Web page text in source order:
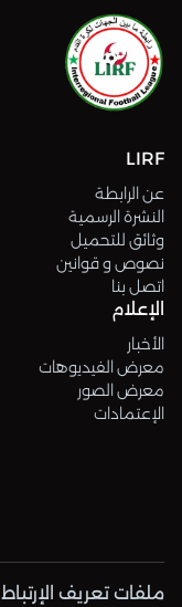
LIRF
عن الرابطة
النشرة الرسمية
وثائق للتحميل
نصوص و قوانين
اتصل بنا
الإعلام
الأخبار
معرض الفيديوهات
معرض الصور
الإعتمادات
ملفات تعريف الإرتباط